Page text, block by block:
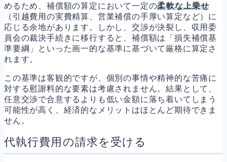
めるため、補償額の算定において一定の柔軟な上乗せ
（引越費用の実費精算、営業補償の手厚い算定など）に
応じる余地があります。しかし、交渉が決裂し、収用委
員会の裁決手続きに移行すると、補償額は「損失補償基
準要綱」といった画一的な基準に基づいて厳格に算定さ
れます。
この基準は客観的ですが、個別の事情や精神的な苦痛に
対する慰謝料的な要素は考慮されません。結果として、
任意交渉で合意するよりも低い金額に落ち着いてしまう
可能性が高く、経済的なメリットはほとんど期待できま
せん。
代執行費用の請求を受ける